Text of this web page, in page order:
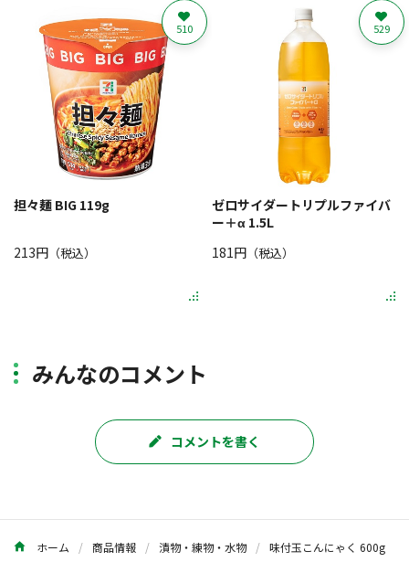
担々麺 BIG 119g
213円 （税込）
510
ゼロサイダートリプルファイバ
ー＋α 1.5L
181円（税込）
529
みんなのコメント
コメントを書く
ホーム 商品情報 漬物・練物・水物 味付玉こんにゃく 600g